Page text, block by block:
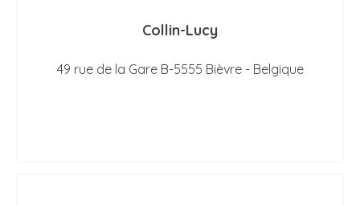
Collin-Lucy
49 rue de la Gare B-5555 Bièvre - Belgique